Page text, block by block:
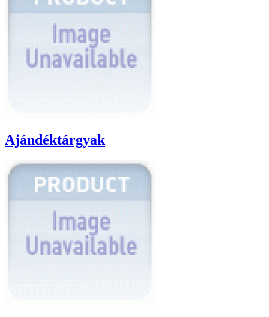
Ajándéktárgyak